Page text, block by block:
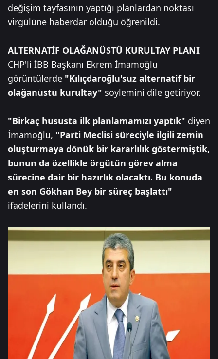
değişim tayfasının yaptığı planlardan noktası
virgülüne haberdar olduğu öğrenildi.
ALTERNATİF OLAĞANÜSTÜ KURULTAY PLANI
CHP'li İBB Başkanı Ekrem İmamoğlu
görüntülerde "Kılıçdaroğlu'suz alternatif bir
olağanüstü kurultay" söylemini dile getiriyor.
"Birkaç hususta ilk planlamamızı yaptık" diyen
İmamoğlu, "Parti Meclisi süreciyle ilgili zemin
oluşturmaya dönük bir kararlılık göstermiştik,
bunun da özellikle örgütün görev alma
sürecine dair bir hazırlık olacaktı. Bu konuda
en son Gökhan Bey bir süreç başlattı"
ifadelerini kullandı.